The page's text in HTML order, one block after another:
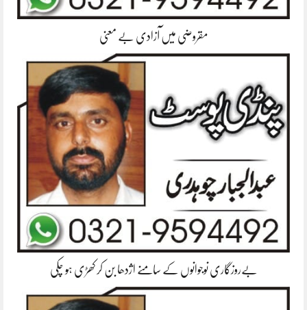
مقروضی میں آزادی بے معنی
بےروزگاری نوجوانوں کے سامنے اژدھا بن کر کھڑی ہو چکی